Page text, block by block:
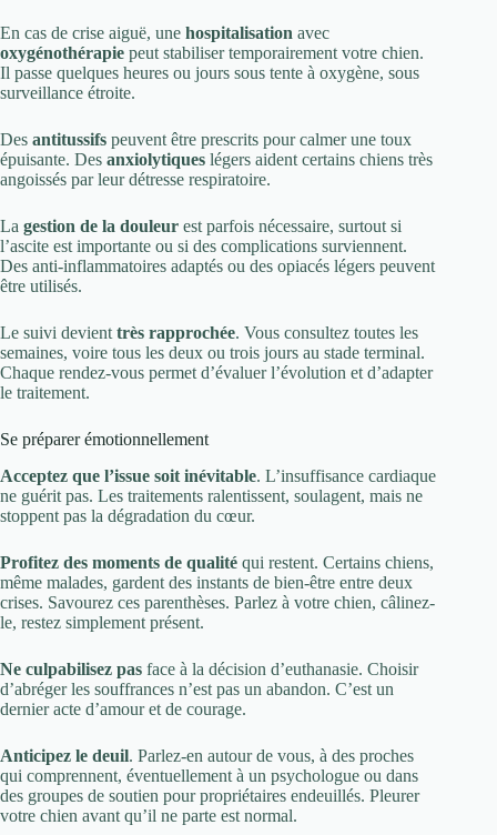
En cas de crise aiguë, une hospitalisation avec
oxygénothérapie peut stabiliser temporairement votre chien.
Il passe quelques heures ou jours sous tente à oxygène, sous
surveillance étroite.
Des antitussifs peuvent être prescrits pour calmer une toux
épuisante. Des anxiolytiques légers aident certains chiens très
angoissés par leur détresse respiratoire.
La gestion de la douleur est parfois nécessaire, surtout si
l’ascite est importante ou si des complications surviennent.
Des anti-inflammatoires adaptés ou des opiacés légers peuvent
être utilisés.
Le suivi devient très rapprochée. Vous consultez toutes les
semaines, voire tous les deux ou trois jours au stade terminal.
Chaque rendez-vous permet d’évaluer l’évolution et d’adapter
le traitement.
Se préparer émotionnellement
Acceptez que l’issue soit inévitable. L’insuffisance cardiaque
ne guérit pas. Les traitements ralentissent, soulagent, mais ne
stoppent pas la dégradation du cœur.
Profitez des moments de qualité qui restent. Certains chiens,
même malades, gardent des instants de bien-être entre deux
crises. Savourez ces parenthèses. Parlez à votre chien, câlinez-
le, restez simplement présent.
Ne culpabilisez pas face à la décision d’euthanasie. Choisir
d’abréger les souffrances n’est pas un abandon. C’est un
dernier acte d’amour et de courage.
Anticipez le deuil. Parlez-en autour de vous, à des proches
qui comprennent, éventuellement à un psychologue ou dans
des groupes de soutien pour propriétaires endeuillés. Pleurer
votre chien avant qu’il ne parte est normal.